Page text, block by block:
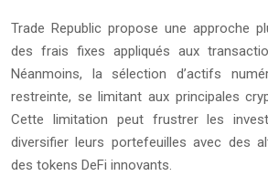
Trade Republic propose une approche
des frais fixes appliqués aux
Néanmoins, la sélection d’actifs
restreinte, se limitant aux principales
Cette limitation peut frustrer les
diversifier leurs portefeuilles avec des
des tokens DeFi innovants.